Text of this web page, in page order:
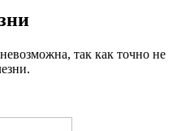
так как точно не